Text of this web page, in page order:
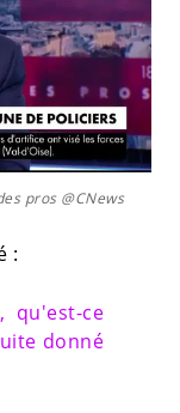
pros @CNews
:
qu'est-ce
donné